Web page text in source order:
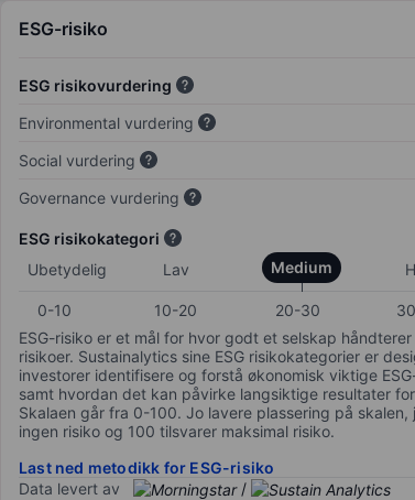
ESG-risiko
ESG risikovurdering
Environmental vurdering
Social vurdering
Governance vurdering
ESG risikokategori
Ubetydelig
Lav Medium
0-10 10-20 20-30
ESG-risiko er et mål for hvor godt et selskap håndterer
risikoer. Sustainalytics sine ESG risikokategorier er
investorer identifisere og forstå økonomisk viktige
samt hvordan det kan påvirke langsiktige resultater
Skalaen går fra 0-100. Jo lavere plassering på
ingen risiko og 100 tilsvarer maksimal risiko.
Last ned metodikk for ESG-risiko
Data levert av
/